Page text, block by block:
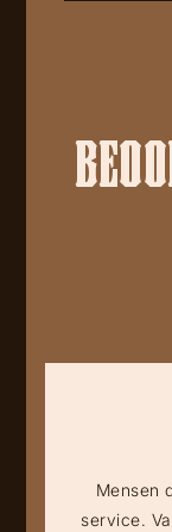
Mensen
service.